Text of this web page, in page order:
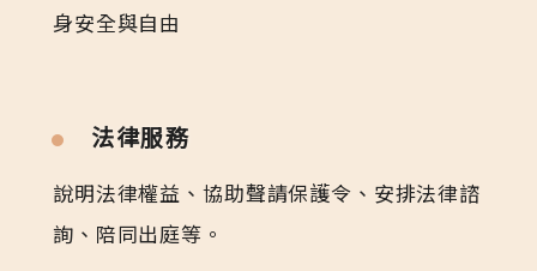
身安全與自由
法律服務
說明法律權益、協助聲請保護令、安排法律諮
詢、陪同出庭等。